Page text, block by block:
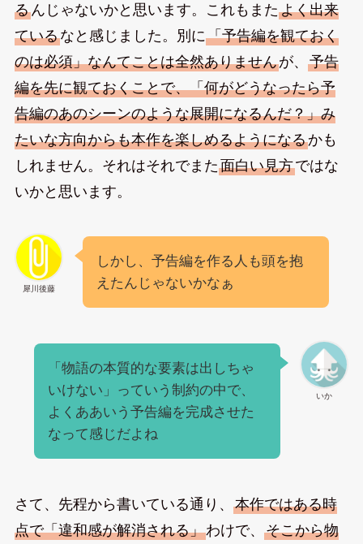
るんじゃないかと思います。これもまたよく出来
ているなと感じました。別に「予告編を観ておく
のは必須」なんてことは全然ありませんが、 予告
編を先に観ておくことで、「何がどうなったら予
告編のあのシーンのような展開になるんだ？」み
たいな方向からも本作を楽しめるようになるかも
しれません。それはそれでまた面白い見方ではな
いかと思います。
犀川後藤
しかし、予告編を作る人も頭を抱
えたんじゃないかなぁ
いか
「物語の本質的な要素は出しちゃ
いけない」っていう制約の中で、
よくああいう予告編を完成させた
なって感じだよね
さて、先程から書いている通り、 本作ではある時
点で「違和感が解消される」わけで、 そこから物